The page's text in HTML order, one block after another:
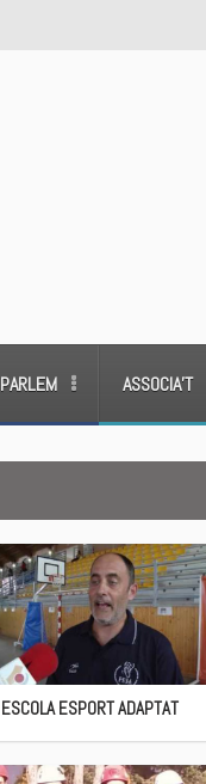
PARLEM ASSOCIA’T
ESCOLA ESPORT ADAPTAT